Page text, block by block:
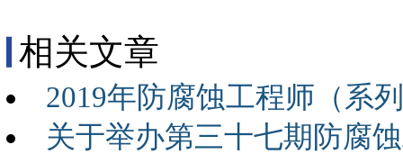
相关文章
2019年防腐蚀工程师（系
关于举办第三十七期防腐